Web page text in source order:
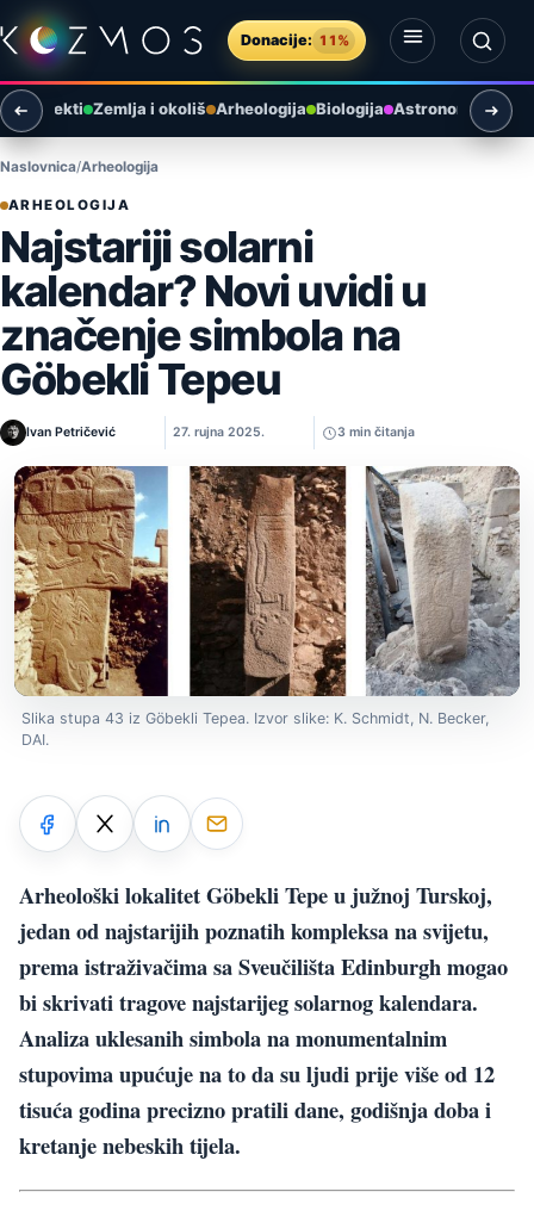
Preskoči na sadržaj
Donacije: 11%
Otvori izbornik
Otvori pretragu
objekti Zemlja i okoliš Arheologija Biologija Astronomija u
Naslovnica Arheologija
ARHEOLOGIJA
Najstariji solarni
kalendar? Novi uvidi u
značenje simbola na
Göbekli Tepeu
Ivan Petričević 27. rujna 2025. 3 min čitanja
Slika stupa 43 iz Göbekli Tepea. Izvor slike: K. Schmidt, N. Becker,
DAI.
Arheološki lokalitet Göbekli Tepe u južnoj Turskoj,
jedan od najstarijih poznatih kompleksa na svijetu,
prema istraživačima sa Sveučilišta Edinburgh mogao
bi skrivati tragove najstarijeg solarnog kalendara.
Analiza uklesanih simbola na monumentalnim
stupovima upućuje na to da su ljudi prije više od 12
tisuća godina precizno pratili dane, godišnja doba i
kretanje nebeskih tijela.